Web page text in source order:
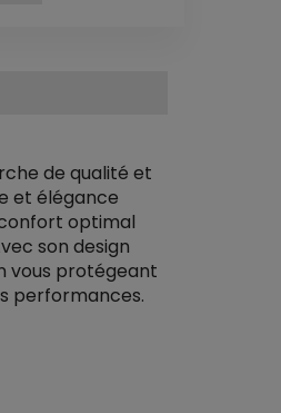
de qualité et
et élégance
optimal
son design
vous protégeant
performances.